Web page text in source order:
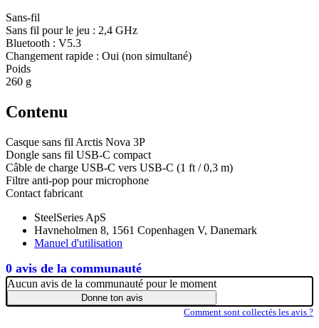
0 avis de la communauté
Sans-fil
Sans fil pour le jeu : 2,4 GHz
Bluetooth : V5.3
Changement rapide : Oui (non simultané)
Poids
260 g
Contenu
Casque sans fil Arctis Nova 3P
Dongle sans fil USB-C compact
Câble de charge USB-C vers USB-C (1 ft / 0,3 m)
Filtre anti-pop pour microphone
Contact fabricant
SteelSeries ApS
Havneholmen 8, 1561 Copenhagen V, Danemark
Manuel d'utilisation
Aucun avis de la communauté pour le moment
Donne ton avis
Comment sont collectés les avis ?